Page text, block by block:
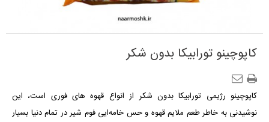
کاپوچینو تورابیکا بدون شکر
کاپوچینو رژیمی تورابیکا بدون شکر از انواع قهوه های فوری است، این
نوشیدنی به خاطر طعم ملایم قهوه و حس خامه‌ایی فوم شیر در تمام دنیا بسیار